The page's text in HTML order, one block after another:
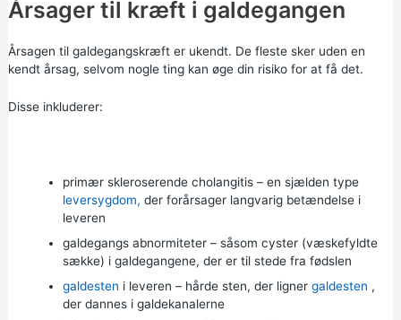
Årsager til kræft i galdegangen
Årsagen til galdegangskræft er ukendt. De fleste sker uden en
kendt årsag, selvom nogle ting kan øge din risiko for at få det.
Disse inkluderer:
primær skleroserende cholangitis – en sjælden type
leversygdom, der forårsager langvarig betændelse i
leveren
galdegangs abnormiteter – såsom cyster (væskefyldte
sække) i galdegangene, der er til stede fra fødslen
galdesten i leveren – hårde sten, der ligner galdesten ,
der dannes i galdekanalerne